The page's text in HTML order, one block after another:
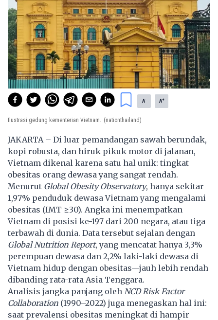
A- A+
Ilustrasi gedung kementerian Vietnam. (nationthailand)
JAKARTA – Di luar pemandangan sawah berundak,
kopi robusta, dan hiruk pikuk motor di jalanan,
Vietnam dikenal karena satu hal unik: tingkat
obesitas orang dewasa yang sangat rendah.
Menurut Global Obesity Observatory, hanya sekitar
1,97% penduduk dewasa Vietnam yang mengalami
obesitas (IMT ≥30). Angka ini menempatkan
Vietnam di posisi ke-197 dari 200 negara, atau tiga
terbawah di dunia. Data tersebut sejalan dengan
Global Nutrition Report, yang mencatat hanya 3,3%
perempuan dewasa dan 2,2% laki-laki dewasa di
Vietnam hidup dengan obesitas—jauh lebih rendah
dibanding rata-rata Asia Tenggara.
Analisis jangka panjang oleh NCD Risk Factor
Collaboration (1990–2022) juga menegaskan hal ini:
saat prevalensi obesitas meningkat di hampir